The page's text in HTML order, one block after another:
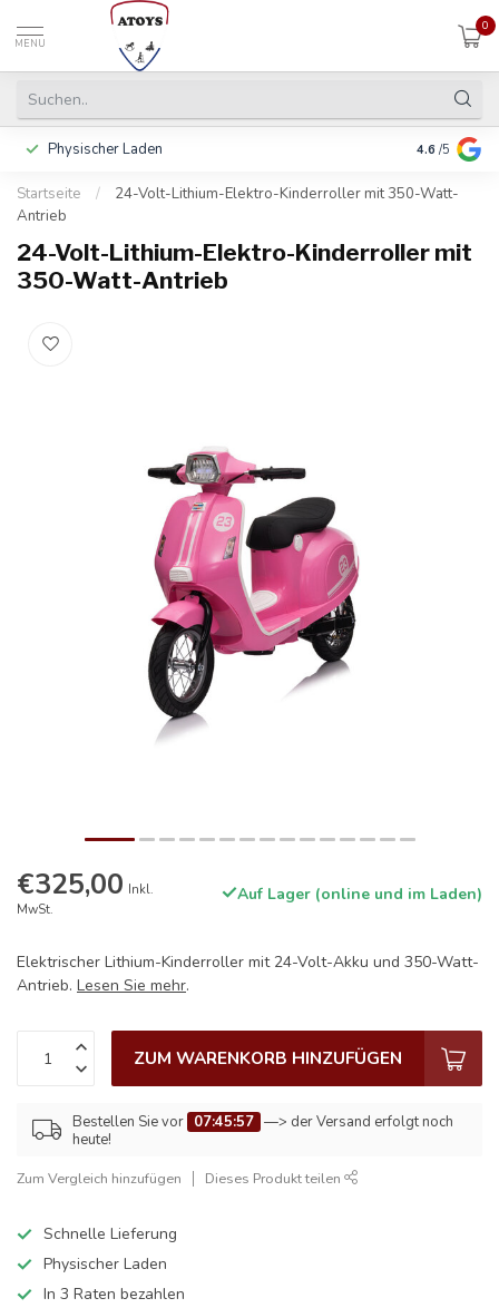
MENU
0
Physischer Laden In 3 Raten
4.6 /5
Startseite /
24-Volt-Lithium-Elektro-Kinderroller mit 350-Watt-
Antrieb
24-Volt-Lithium-Elektro-Kinderroller mit
350-Watt-Antrieb
€325,00 Inkl.
MwSt.
Auf Lager (online und im Laden)
Elektrischer Lithium-Kinderroller mit 24-Volt-Akku und 350-Watt-
Antrieb. Lesen Sie mehr.
ZUM WARENKORB HINZUFÜGEN
Bestellen Sie vor 07:45:57 —> der Versand erfolgt noch
heute!
Zum Vergleich hinzufügen Dieses Produkt teilen
Schnelle Lieferung
Physischer Laden
In 3 Raten bezahlen